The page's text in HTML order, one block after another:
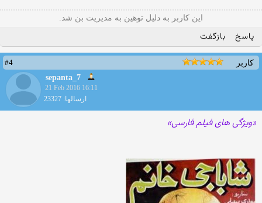
این کاربر به دلیل توهین به مدیریت بن شد.
پاسخ بازگفت
کاربر
#4
sepanta_7
21 Feb 2016 16:11
ارسالها: 23327
«ویژگی های فیلم فارسی»